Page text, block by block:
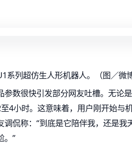
系列超仿生人形机器人。（图／微
参数很快引发部分网友吐槽。无论
4小时。这意味着，用户刚开始与
侃称：“到底是它陪伴我，还是我
。”